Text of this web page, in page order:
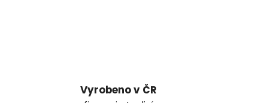
Vyrobeno v ČR